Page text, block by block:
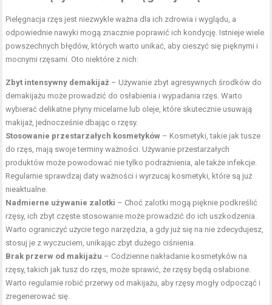
Pielęgnacja rzęs jest niezwykle ważna dla ich zdrowia i wyglądu, a
odpowiednie nawyki mogą znacznie poprawić ich kondycję. Istnieje wiele
powszechnych błędów, których warto unikać, aby cieszyć się pięknymi i
mocnymi rzęsami. Oto niektóre z nich:
Zbyt intensywny demakijaż – Używanie zbyt agresywnych środków do
demakijażu może prowadzić do osłabienia i wypadania rzęs. Warto
wybierać delikatne płyny micelarne lub oleje, które skutecznie usuwają
makijaż, jednocześnie dbając o rzęsy.
Stosowanie przestarzałych kosmetyków – Kosmetyki, takie jak tusze
do rzęs, mają swoje terminy ważności. Używanie przestarzałych
produktów może powodować nie tylko podrażnienia, ale także infekcje.
Regularnie sprawdzaj daty ważności i wyrzucaj kosmetyki, które są już
nieaktualne.
Nadmierne używanie zalotki – Choć zalotki mogą pięknie podkreślić
rzęsy, ich zbyt częste stosowanie może prowadzić do ich uszkodzenia.
Warto ograniczyć użycie tego narzędzia, a gdy już się na nie zdecydujesz,
stosuj je z wyczuciem, unikając zbyt dużego ciśnienia.
Brak przerw od makijażu – Codzienne nakładanie kosmetyków na
rzęsy, takich jak tusz do rzęs, może sprawić, że rzęsy będą osłabione.
Warto regularnie robić przerwy od makijażu, aby rzęsy mogły odpocząć i
zregenerować się.